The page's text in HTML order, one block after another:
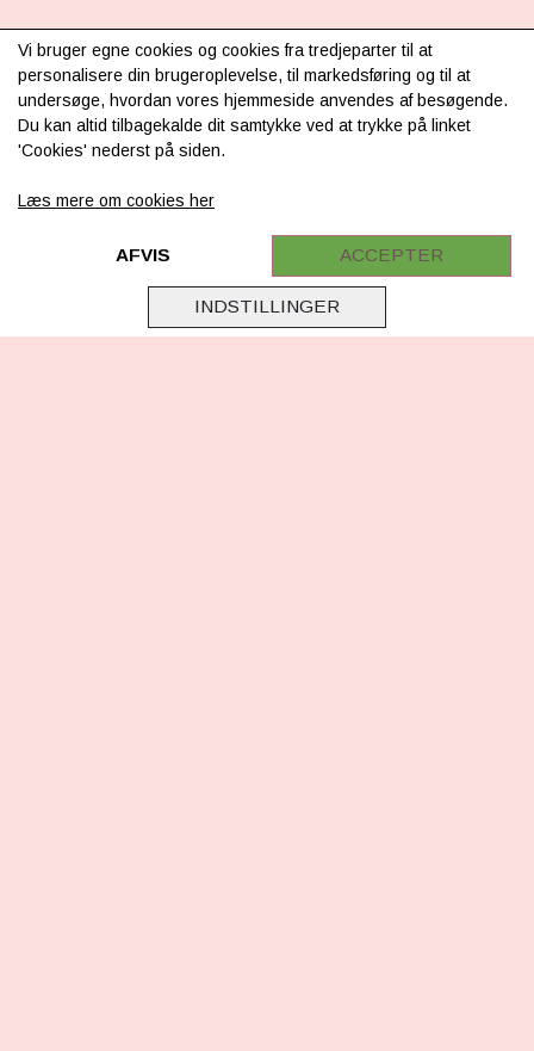
INFORMATION
Om os
Levering & betaling
FAQ
Virksomhedsoplysninger
Vi bruger egne cookies og cookies fra tredjeparter til at
personalisere din brugeroplevelse, til markedsføring og til at
undersøge, hvordan vores hjemmeside anvendes af besøgende.
Du kan altid tilbagekalde dit samtykke ved at trykke på linket
'Cookies' nederst på siden.
Læs mere om cookies her
INDSTILLINGER
AFVIS ACCEPTER